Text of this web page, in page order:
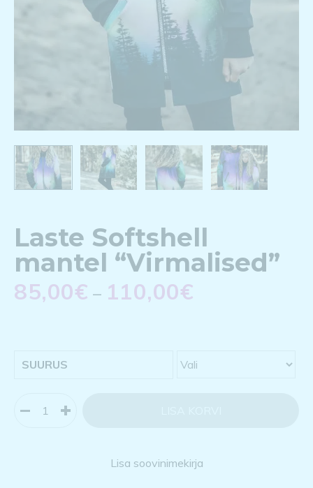
Laste Softshell
mantel “Virmalised”
85,00€ – 110,00€
SUURUS
Lisa soovinimekirja